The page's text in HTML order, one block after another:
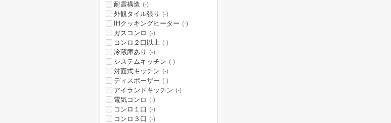
耐震構造 (-)
外観タイル張り (-)
IHクッキングヒーター (-)
ガスコンロ (-)
コンロ２口以上 (-)
冷蔵庫あり (-)
システムキッチン (-)
対面式キッチン (-)
ディスポーザー (-)
アイランドキッチン (-)
電気コンロ (-)
コンロ１口 (-)
コンロ３口 (-)